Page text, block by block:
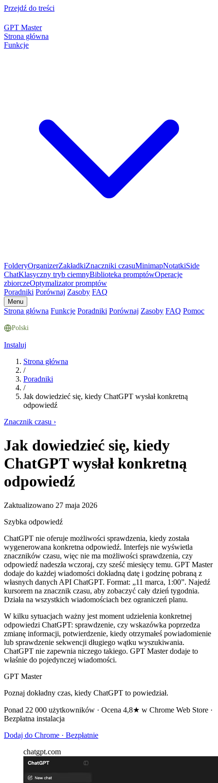
Przejdź do treści
GPT Master
Strona główna
Funkcje
FolderyOrganizerZakładkiZnaczniki czasuMinimapNotatkiSide
ChatKlasyczny tryb ciemnyBiblioteka promptówOperacje
zbiorczeOptymalizator promptów
Poradniki Porównaj Zasoby FAQ
Menu
Strona główna Funkcje Poradniki Porównaj Zasoby FAQ Pomoc
Polski
Instaluj
Strona główna
/
Poradniki
/
Jak dowiedzieć się, kiedy ChatGPT wysłał konkretną
odpowiedź
Znacznik czasu ›
Jak dowiedzieć się, kiedy
ChatGPT wysłał konkretną
odpowiedź
Zaktualizowano 27 maja 2026
Szybka odpowiedź
ChatGPT nie oferuje możliwości sprawdzenia, kiedy została
wygenerowana konkretna odpowiedź. Interfejs nie wyświetla
znaczników czasu, więc nie ma możliwości sprawdzenia, czy
odpowiedź nadeszła wczoraj, czy sześć miesięcy temu. GPT Master
dodaje do każdej wiadomości dokładną datę i godzinę pobraną z
własnych danych API ChatGPT. Format: „11 marca, 1:00”. Najedź
kursorem na znacznik czasu, aby zobaczyć cały dzień tygodnia.
Działa na wszystkich wiadomościach bez ograniczeń planu.
W kilku sytuacjach ważny jest moment udzielenia konkretnej
odpowiedzi ChatGPT: sprawdzenie, czy wskazówka poprzedza
zmianę informacji, potwierdzenie, kiedy otrzymałeś powiadomienie
lub sprawdzenie sekwencji długiego wątku wyszukiwania.
ChatGPT nie zapewnia niczego takiego. GPT Master dodaje to
właśnie do pojedynczej wiadomości.
GPT Master
Poznaj dokładny czas, kiedy ChatGPT to powiedział.
Ponad 22 000 użytkowników · Ocena 4,8★ w Chrome Web Store ·
Bezpłatna instalacja
Dodaj do Chrome · Bezpłatnie
chatgpt.com